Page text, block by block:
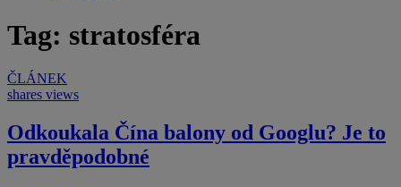
Tag: stratosféra
ČLÁNEK
shares views
Odkoukala Čína balony od Googlu? Je to
pravděpodobné